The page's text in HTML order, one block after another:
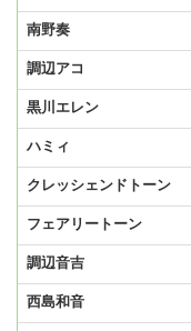
南野奏
調辺アコ
黒川エレン
ハミィ
クレッシェンドトーン
フェアリートーン
調辺音吉
西島和音